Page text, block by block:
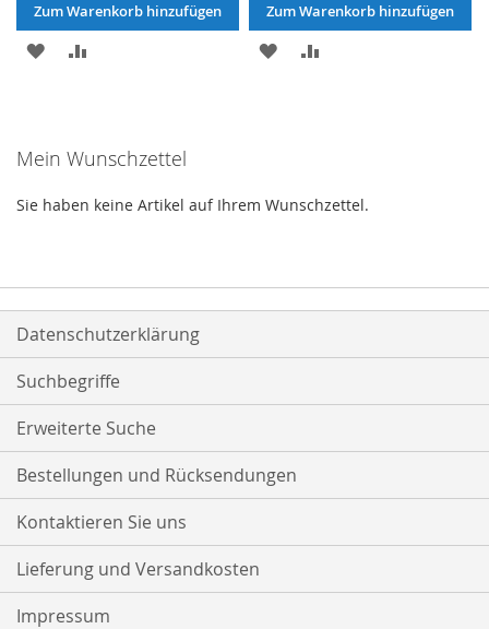
Zum Warenkorb hinzufügen
ZUR
Zum Warenkorb hinzufügen
ZUR
Mein Wunschzettel
Sie haben keine Artikel auf Ihrem Wunschzettel.
Datenschutzerklärung
Suchbegriffe
Erweiterte Suche
Bestellungen und Rücksendungen
Kontaktieren Sie uns
Lieferung und Versandkosten
Impressum